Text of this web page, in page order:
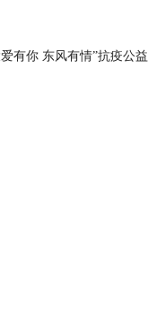
有你 东风有情”抗疫公